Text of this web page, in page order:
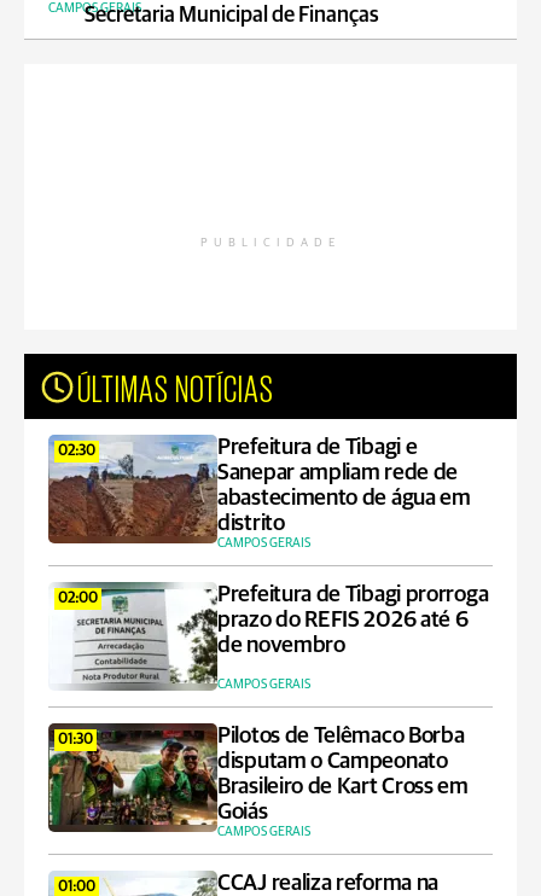
Secretaria Municipal de Finanças
CAMPOS GERAIS
PUBLICIDADE
ÚLTIMAS NOTÍCIAS
02:30
Prefeitura de Tibagi e
Sanepar ampliam rede de
abastecimento de água em
distrito
CAMPOS GERAIS
02:00
Prefeitura de Tibagi prorroga
prazo do REFIS 2026 até 6
de novembro
CAMPOS GERAIS
01:30
Pilotos de Telêmaco Borba
disputam o Campeonato
Brasileiro de Kart Cross em
Goiás
CAMPOS GERAIS
01:00
CCAJ realiza reforma na